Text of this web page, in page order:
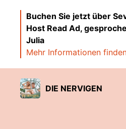
Buchen Sie jetzt über
Host Read Ad,
Julia
Mehr Informationen
DIE NERVIGEN